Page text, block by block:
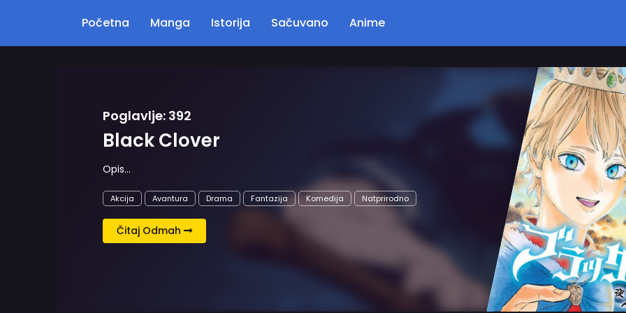
Početna Manga Istorija Sačuvano Anime
Poglavlje: 56
Kingdom
Drama Istorijski Seinen
Čitaj Odmah